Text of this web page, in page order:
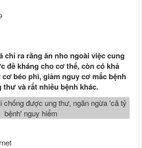
chỉ ra rằng ăn nho ngoài việc cung
đề kháng cho cơ thể, còn có khả
béo phì, giảm nguy cơ mắc bệnh
và rất nhiều bệnh khác.